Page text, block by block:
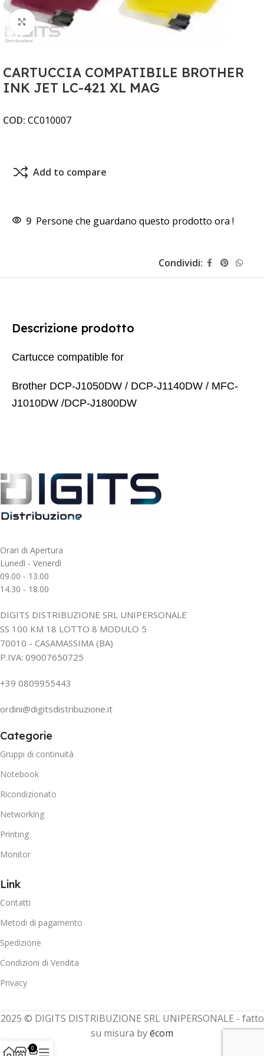
Clicca per ingrandire
CARTUCCIA COMPATIBILE BROTHER
INK JET LC-421 XL MAG
COD: CC010007
Add to compare
9 Persone che guardano questo prodotto ora !
Condividi:
Descrizione prodotto
Cartucce compatible for
Brother DCP-J1050DW / DCP-J1140DW / MFC-
J1010DW /DCP-J1800DW
Orari di Apertura
Lunedì - Venerdì
09.00 - 13.00
14.30 - 18.00
DIGITS DISTRIBUZIONE SRL UNIPERSONALE
SS 100 KM 18 LOTTO 8 MODULO 5
70010 - CASAMASSIMA (BA)
P.IVA: 09007650725
+39 0809955443
ordini@digitsdistribuzione.it
Categorie
Gruppi di continuità
Notebook
Ricondizionato
Networking
Printing
Monitor
Link
Contatti
Metodi di pagamento
Spedizione
Condizioni di Vendita
Privacy
2025 © DIGITS DISTRIBUZIONE SRL UNIPERSONALE - fatto
su misura byēcom
0